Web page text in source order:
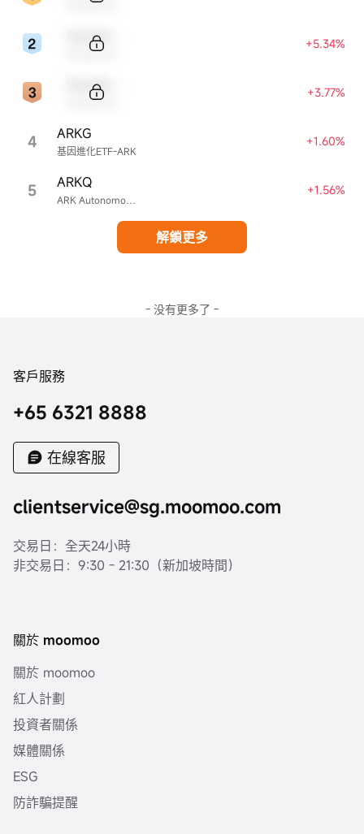
+5.34%
+3.77%
4 基因進化ETF-ARK
ARKG +1.60%
5 ARK Autonomous Technology & Robotics ETF
ARKQ +1.56%
解鎖更多
- 没有更多了 -
客戶服務
+65 6321 8888
在線客服
clientservice@sg.moomoo.com
交易日：全天24小時
非交易日：9:30 - 21:30（新加坡時間）
關於 moomoo
關於 moomoo
紅人計劃
投資者關係
媒體關係
ESG
防詐騙提醒